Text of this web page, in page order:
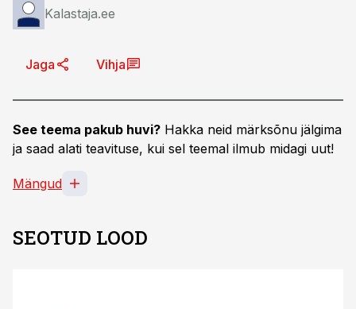
Kalastaja.ee
Jaga Vihja
See teema pakub huvi? Hakka neid märksõnu jälgima
ja saad alati teavituse, kui sel teemal ilmub midagi uut!
Mängud
SEOTUD LOOD